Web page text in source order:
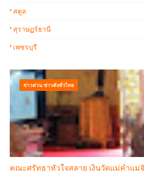
สตูล
สุราษฏร์ธานี
เพชรบุรี
ข่าวด่วน ข่าวดังทั่วไทย
คณะศรัทธาหัวใจสลาย เงินวัดแม่คำแม่